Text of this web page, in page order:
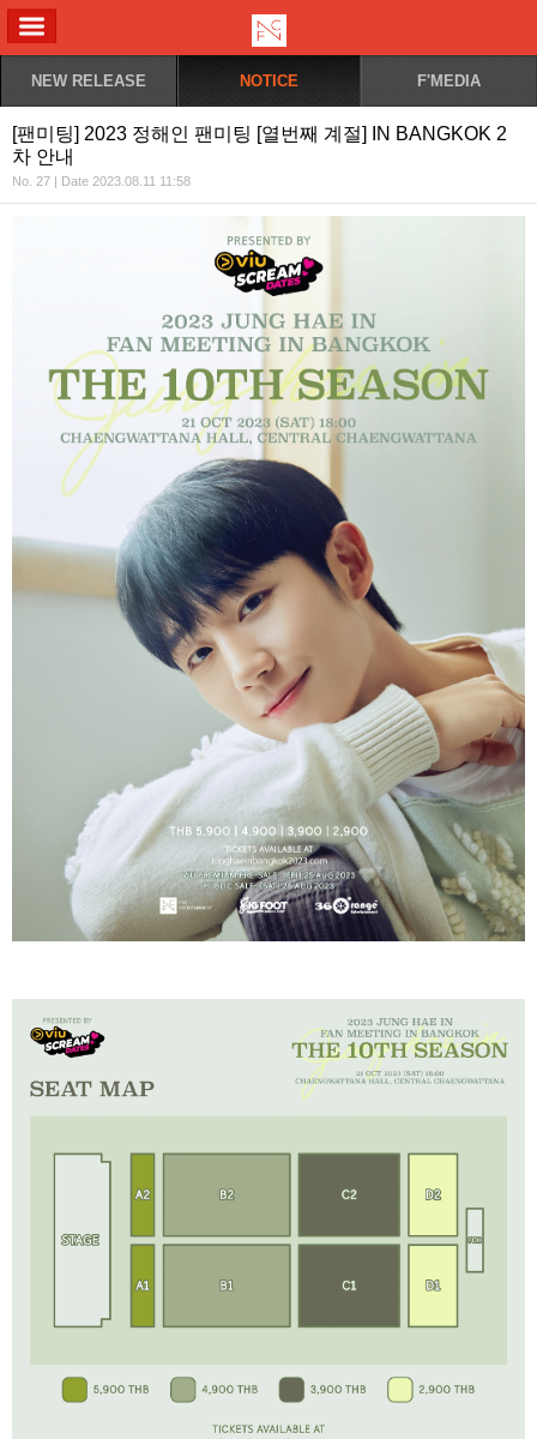
NEW RELEASE NOTICE F'MEDIA
[팬미팅] 2023 정해인 팬미팅 [열번째 계절] IN BANGKOK 2
차 안내
No. 27 | Date 2023.08.11 11:58